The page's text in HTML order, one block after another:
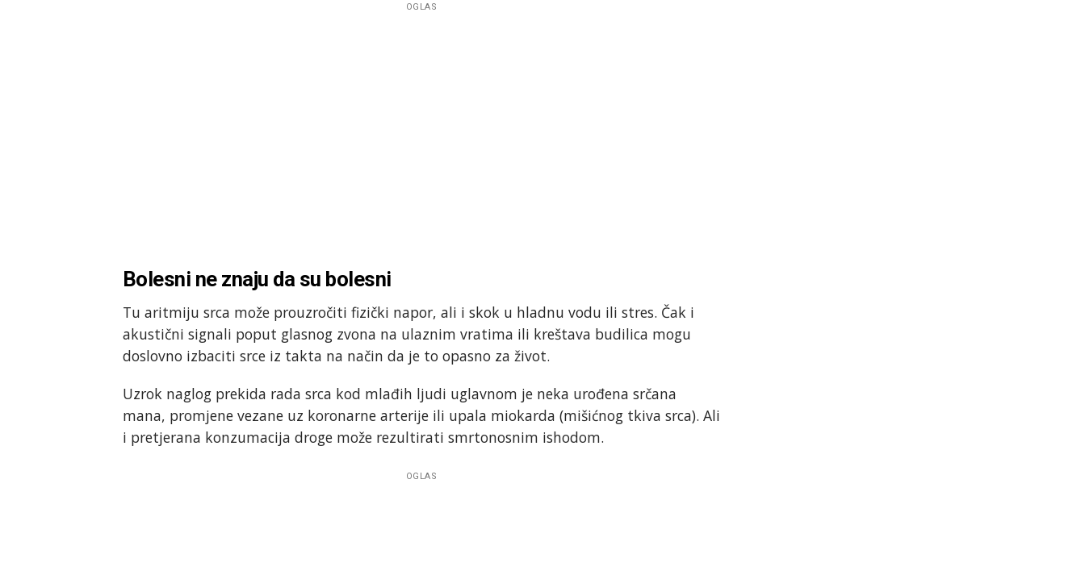
OGLAS
Bolesni ne znaju da su bolesni
Tu aritmiju srca može prouzročiti fizički napor, ali i skok u hladnu vodu ili stres. Čak i
akustični signali poput glasnog zvona na ulaznim vratima ili kreštava budilica mogu
doslovno izbaciti srce iz takta na način da je to opasno za život.
Uzrok naglog prekida rada srca kod mlađih ljudi uglavnom je neka urođena srčana
mana, promjene vezane uz koronarne arterije ili upala miokarda (mišićnog tkiva srca). Ali
i pretjerana konzumacija droge može rezultirati smrtonosnim ishodom.
OGLAS